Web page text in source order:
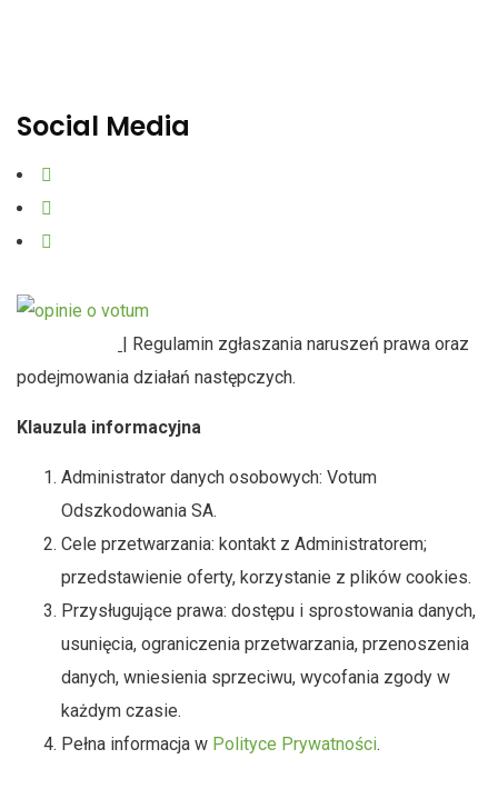
Social Media
| Regulamin zgłaszania naruszeń prawa oraz
podejmowania działań następczych.
Klauzula informacyjna
Administrator danych osobowych: Votum
Odszkodowania SA.
Cele przetwarzania: kontakt z Administratorem;
przedstawienie oferty, korzystanie z plików cookies.
Przysługujące prawa: dostępu i sprostowania danych,
usunięcia, ograniczenia przetwarzania, przenoszenia
danych, wniesienia sprzeciwu, wycofania zgody w
każdym czasie.
Pełna informacja w Polityce Prywatności.